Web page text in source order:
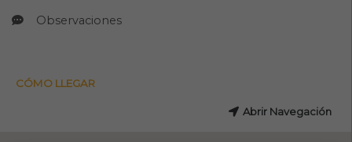
Observaciones
CÓMO LLEGAR
Abrir Navegación